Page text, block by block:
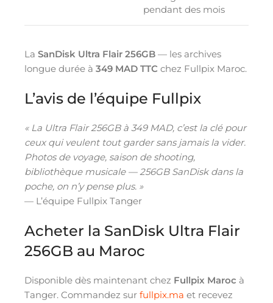
pendant des mois
La SanDisk Ultra Flair 256GB — les archives
longue durée à 349 MAD TTC chez Fullpix Maroc.
L’avis de l’équipe Fullpix
« La Ultra Flair 256GB à 349 MAD, c’est la clé pour
ceux qui veulent tout garder sans jamais la vider.
Photos de voyage, saison de shooting,
bibliothèque musicale — 256GB SanDisk dans la
poche, on n’y pense plus. »
— L’équipe Fullpix Tanger
Acheter la SanDisk Ultra Flair
256GB au Maroc
Disponible dès maintenant chez Fullpix Maroc à
Tanger. Commandez sur fullpix.ma et recevez